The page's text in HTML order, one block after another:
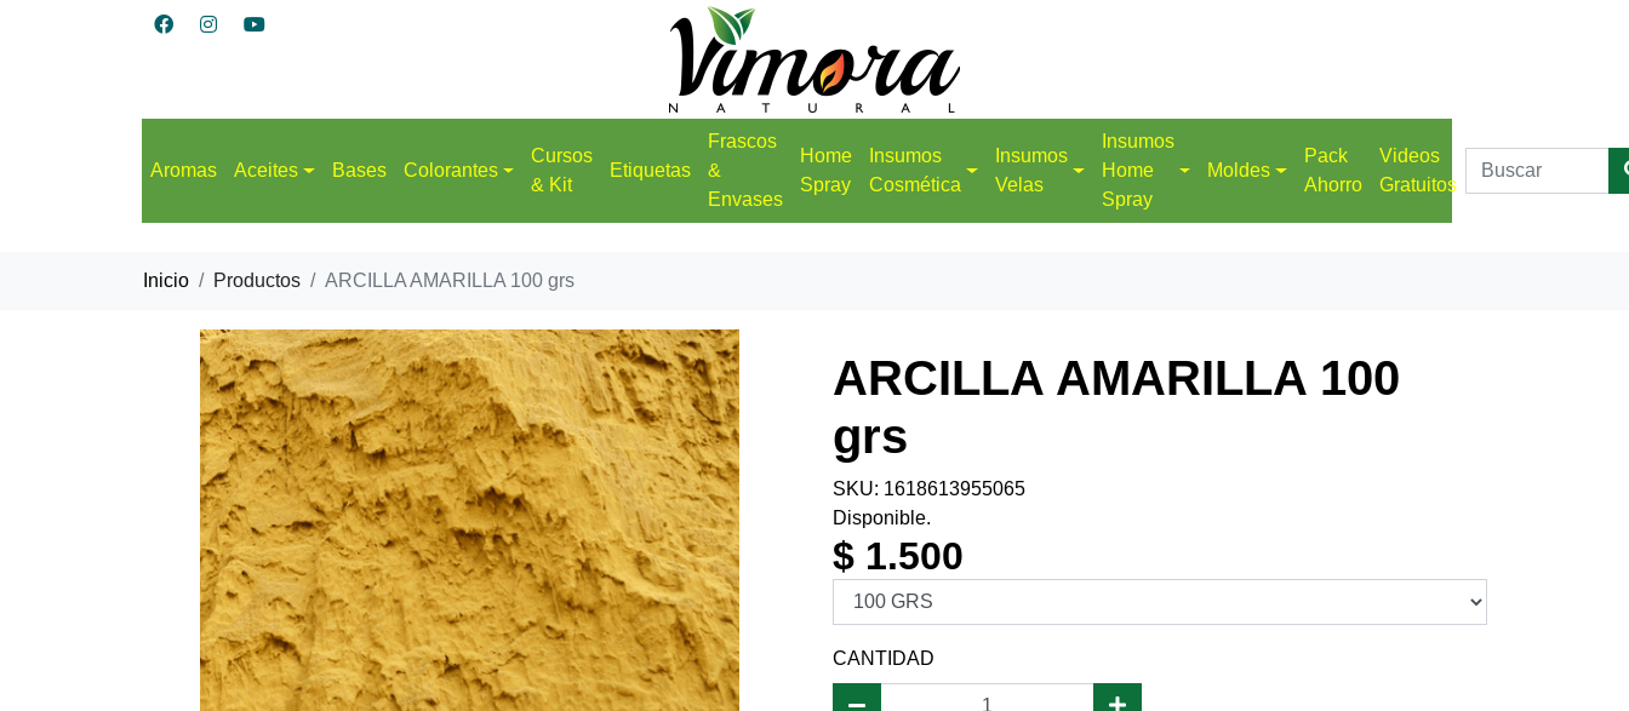
Aromas Aceites Bases Colorantes
Cursos
& Kit
Etiquetas
Frascos
&
Envases
Home
Spray
Insumos
Cosmética
Insumos
Velas
Insumos
Home
Spray
Moldes
Pack
Ahorro
Videos
Gratuitos
Inicio Productos ARCILLA AMARILLA 100 grs
ARCILLA AMARILLA 100
grs
SKU: 1618613955065
Disponible.
$ 1.500
CANTIDAD